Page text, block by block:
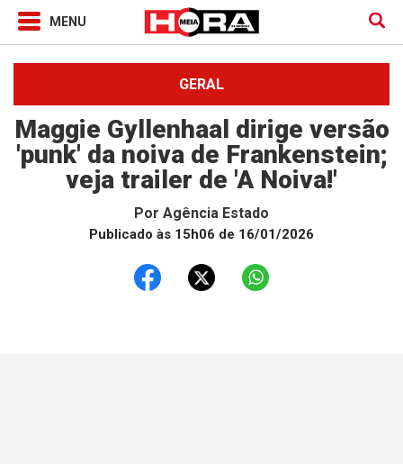
GERAL
Maggie Gyllenhaal dirige versão
'punk' da noiva de Frankenstein;
veja trailer de 'A Noiva!'
Por Agência Estado
Publicado às 15h06 de 16/01/2026